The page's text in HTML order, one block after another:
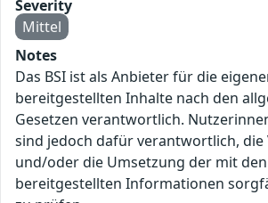
Severity
Mittel
Notes
Das BSI ist als Anbieter für die
bereitgestellten Inhalte nach den
Gesetzen verantwortlich.
sind jedoch dafür verantwortlich, die
und/oder die Umsetzung der mit
bereitgestellten Informationen